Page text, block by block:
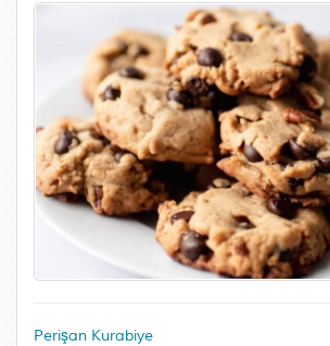
Perişan Kurabiye